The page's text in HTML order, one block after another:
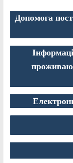
Допомога